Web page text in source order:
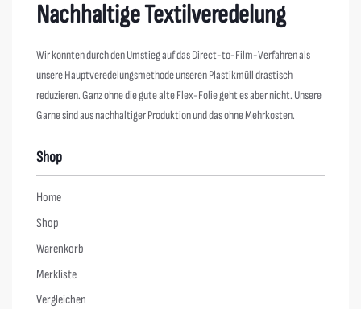
Nachhaltige Textilveredelung
Wir konnten durch den Umstieg auf das Direct-to-Film-Verfahren als
unsere Hauptveredelungsmethode unseren Plastikmüll drastisch
reduzieren. Ganz ohne die gute alte Flex-Folie geht es aber nicht. Unsere
Garne sind aus nachhaltiger Produktion und das ohne Mehrkosten.
Shop
Home
Shop
Warenkorb
Merkliste
Vergleichen